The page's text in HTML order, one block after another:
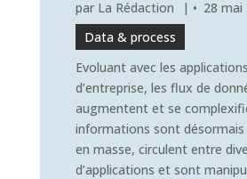
par La Rédaction | 28 mai
Data & process
Evoluant avec les applications
d’entreprise, les flux de
augmentent et se
informations sont désormais
en masse, circulent entre
d’applications et sont